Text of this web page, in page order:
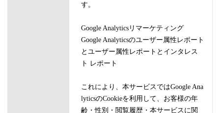
す。
Google Analyticsリマーケティング
Google Analyticsのユーザー属性レポート
とユーザー属性レポートとインタレス
ト レポート
これにより、本サービスではGoogle Ana
lyticsのCookieを利用して、お客様の年
齢・性別・閲覧履歴・本サービスに関